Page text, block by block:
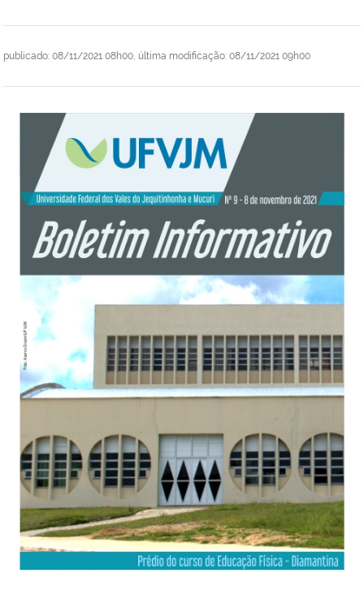
publicado: 08/11/2021 08h00, última modificação: 08/11/2021 09h00